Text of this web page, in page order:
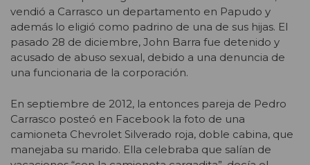
vendió a Carrasco un departamento en Papudo y
además lo eligió como padrino de una de sus hijas. El
pasado 28 de diciembre, John Barra fue detenido y
acusado de abuso sexual, debido a una denuncia de
una funcionaria de la corporación.
En septiembre de 2012, la entonces pareja de Pedro
Carrasco posteó en Facebook la foto de una
camioneta Chevrolet Silverado roja, doble cabina, que
manejaba su marido. Ella celebraba que salían de